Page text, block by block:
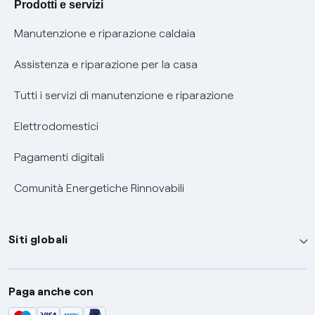
Informativa RAEE
Prodotti e servizi
Manutenzione e riparazione caldaia
Assistenza e riparazione per la casa
Tutti i servizi di manutenzione e riparazione
Elettrodomestici
Pagamenti digitali
Comunità Energetiche Rinnovabili
Siti globali
Enel Group
Enel Green Power
Paga anche con